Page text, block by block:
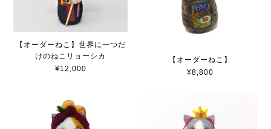
【オーダーねこ】世界に一つだ
けのねこリョーシカ
¥12,000
【オーダーねこ】
¥8,800